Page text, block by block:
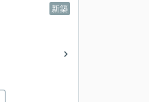
新築